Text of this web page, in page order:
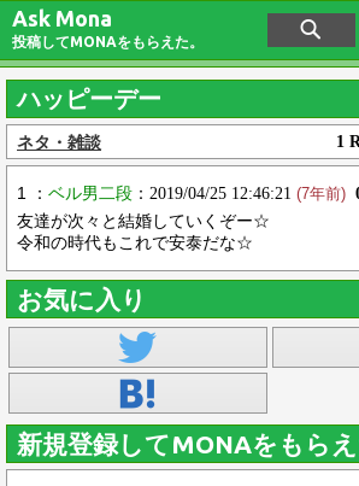
Ask Mona
投稿してMONAをもらえた。
ハッピーデー
ネタ・雑談 1
1 ： ベル男二段 ：2019/04/25 12:46:21 (7年前)
友達が次々と結婚していくぞー☆
令和の時代もこれで安泰だな☆
お気に入り
新規登録してMONAをもら